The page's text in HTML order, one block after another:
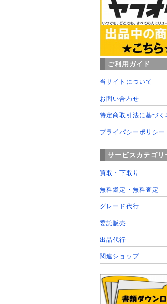
ご利用ガイド
当サイトについて
お問い合わせ
特定商取引法に基づく
プライバシーポリシー
サービスカテゴリ
買取・下取り
無料鑑定・無料査定
グレード代行
委託販売
出品代行
関連ショップ